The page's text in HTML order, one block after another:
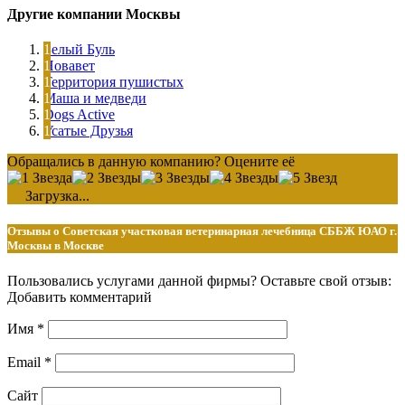
Другие компании Москвы
Белый Буль
Новавет
Территория пушистых
Маша и медведи
Dogs Active
Усатые Друзья
Обращались в данную компанию? Оцените её
Загрузка...
Отзывы о Советская участковая ветеринарная лечебница СББЖ ЮАО г.
Москвы в Москве
Пользовались услугами данной фирмы? Оставьте свой отзыв:
Добавить комментарий
Имя *
Email *
Сайт